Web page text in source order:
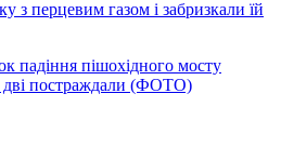
з перцевим газом і забризкали їй
падіння пішохідного мосту
дві постраждали (ФОТО)